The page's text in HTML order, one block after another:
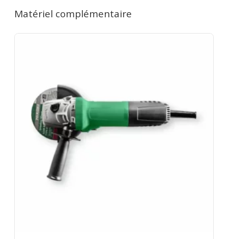
dès le 2e jour. 7 jours = 4 jours facturés. 1 mois = 12
du matériel en bon état. Les disques usés sont à
Matériel complémentaire